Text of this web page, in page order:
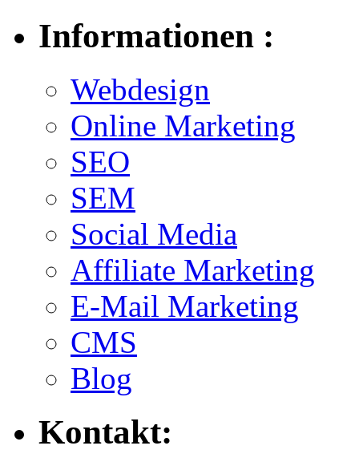
Informationen :
Webdesign
Online Marketing
SEO
SEM
Social Media
Affiliate Marketing
E-Mail Marketing
CMS
Blog
Kontakt: